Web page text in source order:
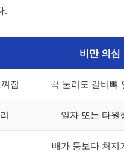
.
비만 의심
짐 꾹 눌러도 갈비뼈
일자 또는 타원
배가 등보다 처지